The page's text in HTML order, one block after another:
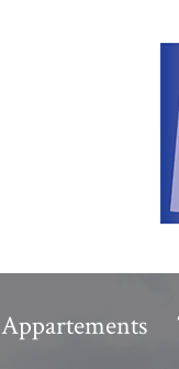
Appartements